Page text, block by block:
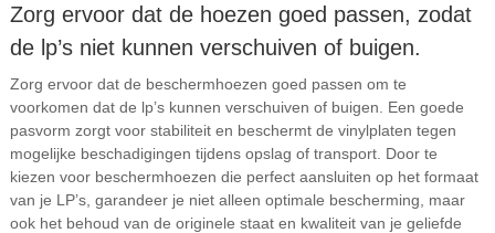
Zorg ervoor dat de hoezen goed passen, zodat
de lp’s niet kunnen verschuiven of buigen.
Zorg ervoor dat de beschermhoezen goed passen om te
voorkomen dat de lp’s kunnen verschuiven of buigen. Een goede
pasvorm zorgt voor stabiliteit en beschermt de vinylplaten tegen
mogelijke beschadigingen tijdens opslag of transport. Door te
kiezen voor beschermhoezen die perfect aansluiten op het formaat
van je LP’s, garandeer je niet alleen optimale bescherming, maar
ook het behoud van de originele staat en kwaliteit van je geliefde